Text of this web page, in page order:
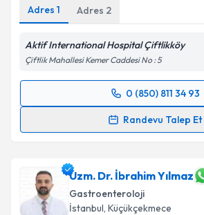
Adres 1 Adres 2
Aktif International Hospital Çiftlikköy
Çiftlik Mahallesi Kemer Caddesi No : 5
0 (850) 811 34 93
Randevu Talep Et
Randevu Takvimi Talebi
takvim hazırlandığında e-posta ile
E-posta Adresiniz
Uzm. Dr. İbrahim Yılmaz
Gastroenteroloji
İstanbul, Küçükçekmece